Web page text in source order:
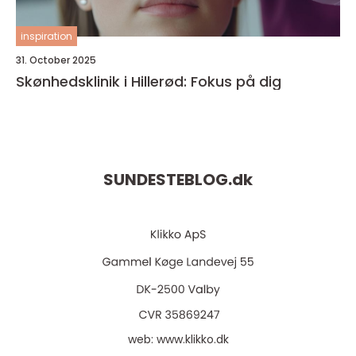
inspiration
31. October 2025
Skønhedsklinik i Hillerød: Fokus på dig
SUNDESTEBLOG.dk
web: www.klikko.dk